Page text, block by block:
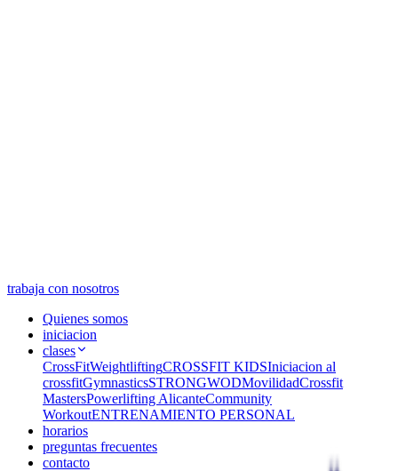
trabaja con nosotros
Quienes somos
iniciacion
clases
CrossFitWeightliftingCROSSFIT KIDSIniciacion al
crossfitGymnasticsSTRONGWODMovilidadCrossfit
MastersPowerlifting AlicanteCommunity
WorkoutENTRENAMIENTO PERSONAL
horarios
preguntas frecuentes
contacto